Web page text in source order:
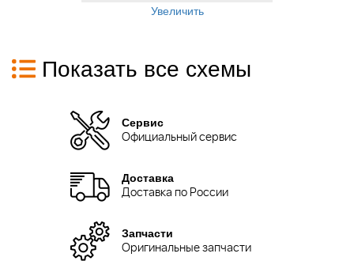
Увеличить
Показать все схемы
Сервис
Официальный сервис
Доставка
Доставка по России
Запчасти
Оригинальные запчасти